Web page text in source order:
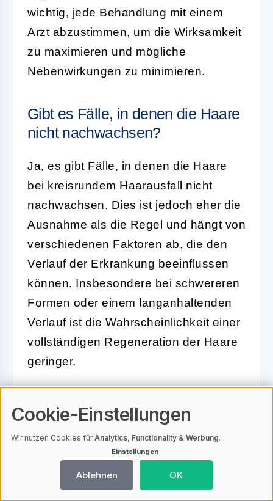
wichtig, jede Behandlung mit einem
Arzt abzustimmen, um die Wirksamkeit
zu maximieren und mögliche
Nebenwirkungen zu minimieren.
Gibt es Fälle, in denen die Haare
nicht nachwachsen?
Ja, es gibt Fälle, in denen die Haare
bei kreisrundem Haarausfall nicht
nachwachsen. Dies ist jedoch eher die
Ausnahme als die Regel und hängt von
verschiedenen Faktoren ab, die den
Verlauf der Erkrankung beeinflussen
können. Insbesondere bei schwereren
Formen oder einem langanhaltenden
Verlauf ist die Wahrscheinlichkeit einer
vollständigen Regeneration der Haare
geringer.
1. Chronische Verlaufsformen
Wenn der Haarausfall über mehrere
chronischen Verlauf. In solchen Fällen
kann es passieren, dass die
Haarfollikel dauerhaft inaktiv bleiben.
Cookie-Einstellungen
Wir nutzen Cookies fürAnalytics, Functionality & Werbung.
Einstellungen
Ablehnen OK